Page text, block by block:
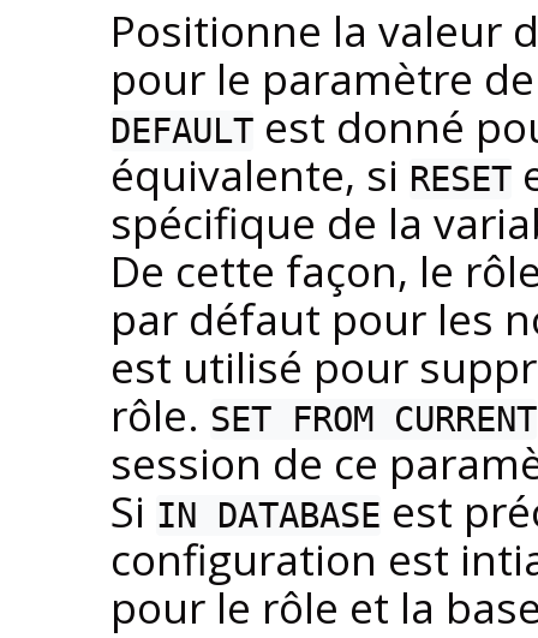
Positionne la valeur
pour le paramètre
DEFAULT est donné
équivalente, si RESET
spécifique de la
De cette façon, le
par défaut pour les
est utilisé pour
rôle. SET FROM CURRENT
session de ce
Si IN DATABASE est
configuration est
pour le rôle et la